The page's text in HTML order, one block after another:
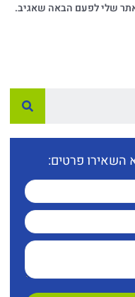
שלי לפעם הבאה שאגיב.
השאירו פרטים: